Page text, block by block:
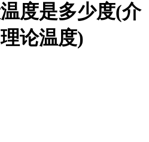
度是多少度(介
论温度)